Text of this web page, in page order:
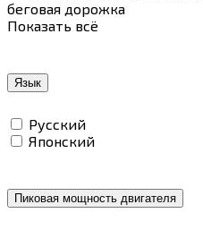
беговая дорожка
Показать всё
Язык
Русский
Японский
Пиковая мощность двигателя